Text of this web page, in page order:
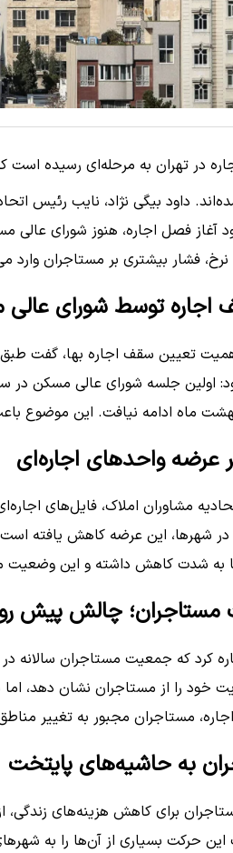
در تهران به مرحله‌ای رسیده است
داود بیگی نژاد، نایب رئیس
آغاز فصل اجاره، هنوز شورای عالی
فشار بیشتری بر مستاجران وارد
اجاره توسط شورای
اهمیت تعیین سقف اجاره بها، گفت
جلسه شورای عالی مسکن در
ماه ادامه نیافت. این موضوع
واحدهای اجاره‌ای
مشاوران املاک، فایل‌های
شهرها، این عرضه کاهش یافته
شدت کاهش داشته و این وضعیت
مستاجران؛ چالش پیش
کرد که جمعیت مستاجران سالانه
خود را از مستاجران نشان دهد، اما
مستاجران مجبور به تغییر
به حاشیه‌های پایتخت
برای کاهش هزینه‌های زندگی،
این حرکت بسیاری از آن‌ها را به